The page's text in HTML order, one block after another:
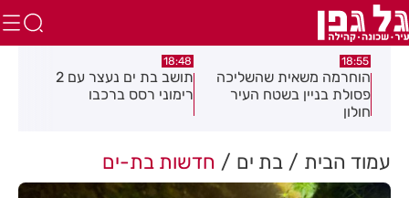
18:55
הוחרמה משאית שהשליכה
פסולת בניין בשטח העיר
חולון
18:48
תושב בת ים נעצר עם 2
רימוני רסס ברכבו
עמוד הבית בת ים חדשות בת-ים